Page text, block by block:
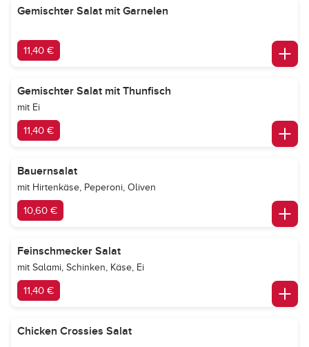
Gemischter Salat mit Garnelen
11,40 €
Gemischter Salat mit Thunfisch
mit Ei
11,40 €
Bauernsalat
mit Hirtenkäse, Peperoni, Oliven
10,60 €
Feinschmecker Salat
mit Salami, Schinken, Käse, Ei
11,40 €
Chicken Crossies Salat